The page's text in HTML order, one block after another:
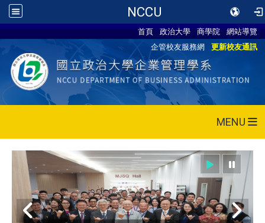
NCCU
首頁 政治大學 商學院
網站導覽
企管校友服務網
更新校友通訊
MENU